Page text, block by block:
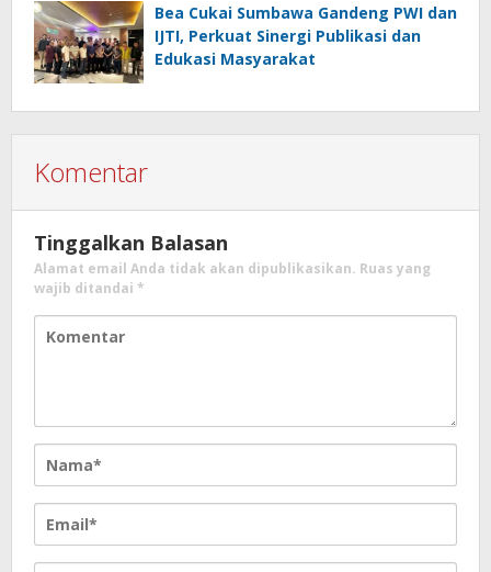
Bea Cukai Sumbawa Gandeng PWI dan
IJTI, Perkuat Sinergi Publikasi dan
Edukasi Masyarakat
Komentar
Tinggalkan Balasan
Alamat email Anda tidak akan dipublikasikan. Ruas yang
wajib ditandai *